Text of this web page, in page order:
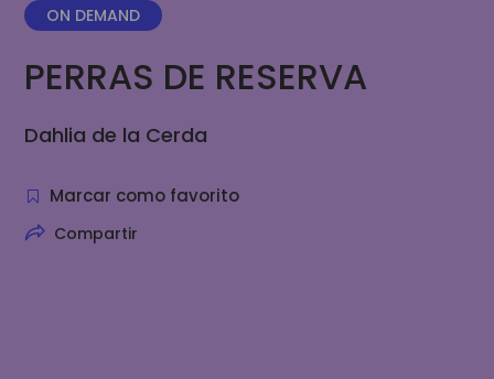
ON DEMAND
PERRAS DE RESERVA
Dahlia de la Cerda
Marcar como favorito
Compartir